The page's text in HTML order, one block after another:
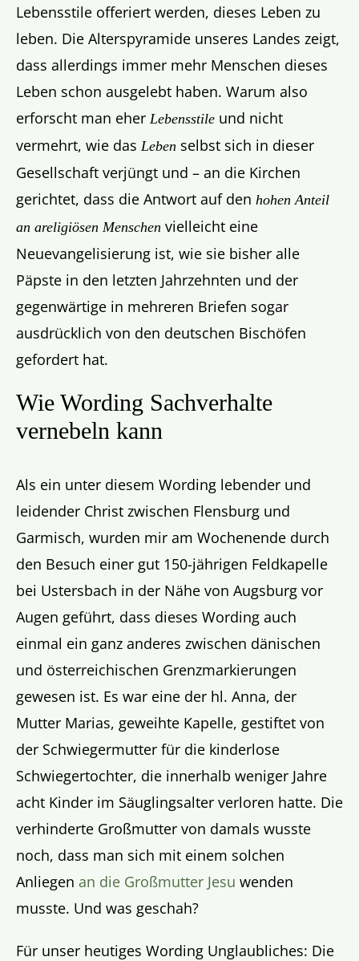
Lebensstile offeriert werden, dieses Leben zu
leben. Die Alterspyramide unseres Landes zeigt,
dass allerdings immer mehr Menschen dieses
Leben schon ausgelebt haben. Warum also
erforscht man eher Lebensstile und nicht
vermehrt, wie das Leben selbst sich in dieser
Gesellschaft verjüngt und – an die Kirchen
gerichtet, dass die Antwort auf den hohen Anteil
an areligiösen Menschen vielleicht eine
Neuevangelisierung ist, wie sie bisher alle
Päpste in den letzten Jahrzehnten und der
gegenwärtige in mehreren Briefen sogar
ausdrücklich von den deutschen Bischöfen
gefordert hat.
Wie Wording Sachverhalte
vernebeln kann
Als ein unter diesem Wording lebender und
leidender Christ zwischen Flensburg und
Garmisch, wurden mir am Wochenende durch
den Besuch einer gut 150-jährigen Feldkapelle
bei Ustersbach in der Nähe von Augsburg vor
Augen geführt, dass dieses Wording auch
einmal ein ganz anderes zwischen dänischen
und österreichischen Grenzmarkierungen
gewesen ist. Es war eine der hl. Anna, der
Mutter Marias, geweihte Kapelle, gestiftet von
der Schwiegermutter für die kinderlose
Schwiegertochter, die innerhalb weniger Jahre
acht Kinder im Säuglingsalter verloren hatte. Die
verhinderte Großmutter von damals wusste
noch, dass man sich mit einem solchen
Anliegen an die Großmutter Jesu wenden
musste. Und was geschah?
Für unser heutiges Wording Unglaubliches: Die